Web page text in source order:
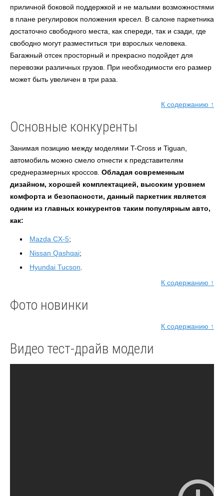
приличной боковой поддержкой и не малыми возможностями
в плане регулировок положения кресел. В салоне паркетника
достаточно свободного места, как спереди, так и сзади, где
свободно могут разместиться три взрослых человека.
Багажный отсек просторный и прекрасно подойдет для
перевозки различных грузов. При необходимости его размер
может быть увеличен в три раза.
К содержанию ↑
Основные конкуренты
Занимая позицию между моделями T-Cross и Tiguan,
автомобиль можно смело отнести к представителям
среднеразмерных кроссов. Обладая современным
дизайном, хорошей комплектацией, высоким уровнем
комфорта и безопасности, данный паркетник является
одним из главных конкурентов таким популярным авто,
как:
Mazda CX-5;
Nissan Qashqai;
Hyundai Tucson
К содержанию ↑
Фото новинки
К содержанию ↑
Видео тест-драйв модели